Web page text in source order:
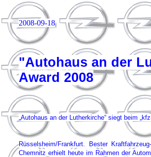
2008-09-18
"Autohaus an der
Award 2008
„Autohaus an der Lutherkirche“ siegt beim
Rüsselsheim/Frankfurt. Bester
Chemnitz erhielt heute im Rahmen der